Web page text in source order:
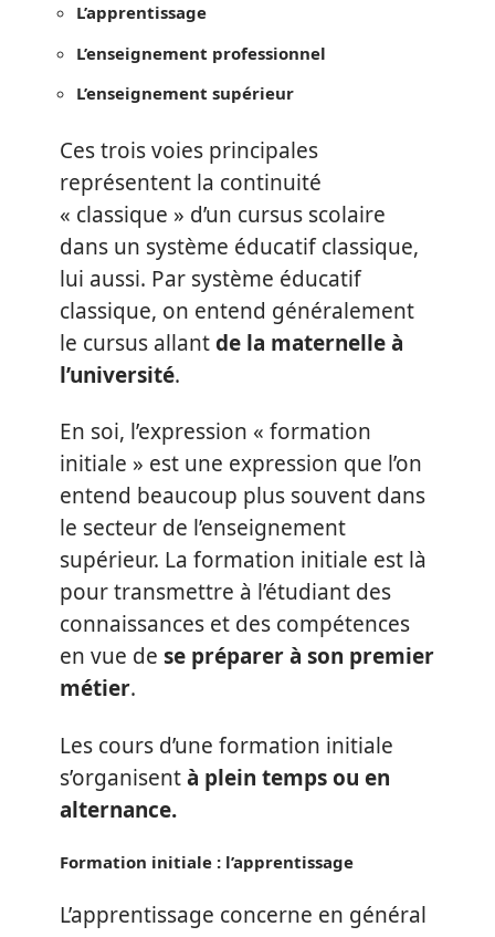
L’apprentissage
L’enseignement professionnel
L’enseignement supérieur
Ces trois voies principales
représentent la continuité
« classique » d’un cursus scolaire
dans un système éducatif classique,
lui aussi. Par système éducatif
classique, on entend généralement
le cursus allantde la maternelle à
l’université.
En soi, l’expression « formation
initiale » est une expression que l’on
entend beaucoup plus souvent dans
le secteur de l’enseignement
supérieur. La formation initiale est là
pour transmettre à l’étudiant des
connaissances et des compétences
en vue de se préparer à son premier
métier.
Les cours d’une formation initiale
s’organisentà plein temps ou en
alternance.
Formation initiale : l’apprentissage
L’apprentissage concerne en général